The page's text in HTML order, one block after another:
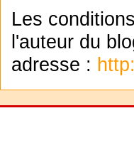
Les
l'auteur du
adresse :